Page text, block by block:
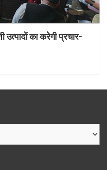
का करेगी प्रचार-